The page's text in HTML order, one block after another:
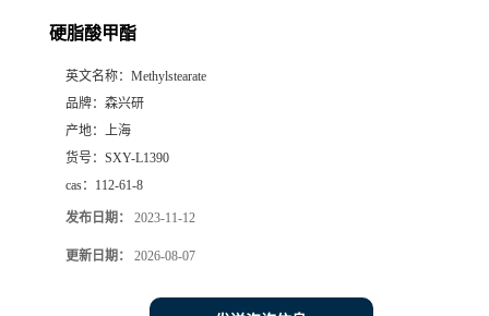
硬脂酸甲酯
英文名称： Methylstearate
品牌： 森兴研
产地： 上海
货号： SXY-L1390
cas： 112-61-8
发布日期： 2023-11-12
更新日期： 2026-08-07